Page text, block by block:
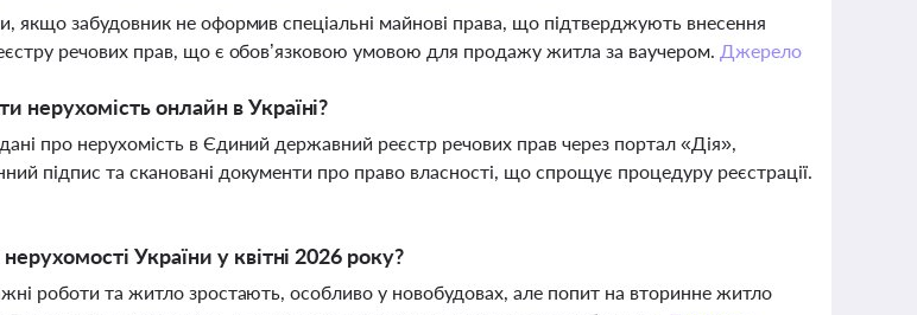
якщо забудовник не оформив спеціальні майнові права, що підтверджують внесення
речових прав, що є обов’язковою умовою для продажу житла за ваучером. Джерело
нерухомість онлайн в Україні?
про нерухомість в Єдиний державний реєстр речових прав через портал «Дія»,
підпис та скановані документи про право власності, що спрощує процедуру реєстрації.
України у квітні 2026 року?
роботи та житло зростають, особливо у новобудовах, але попит на вторинне житло